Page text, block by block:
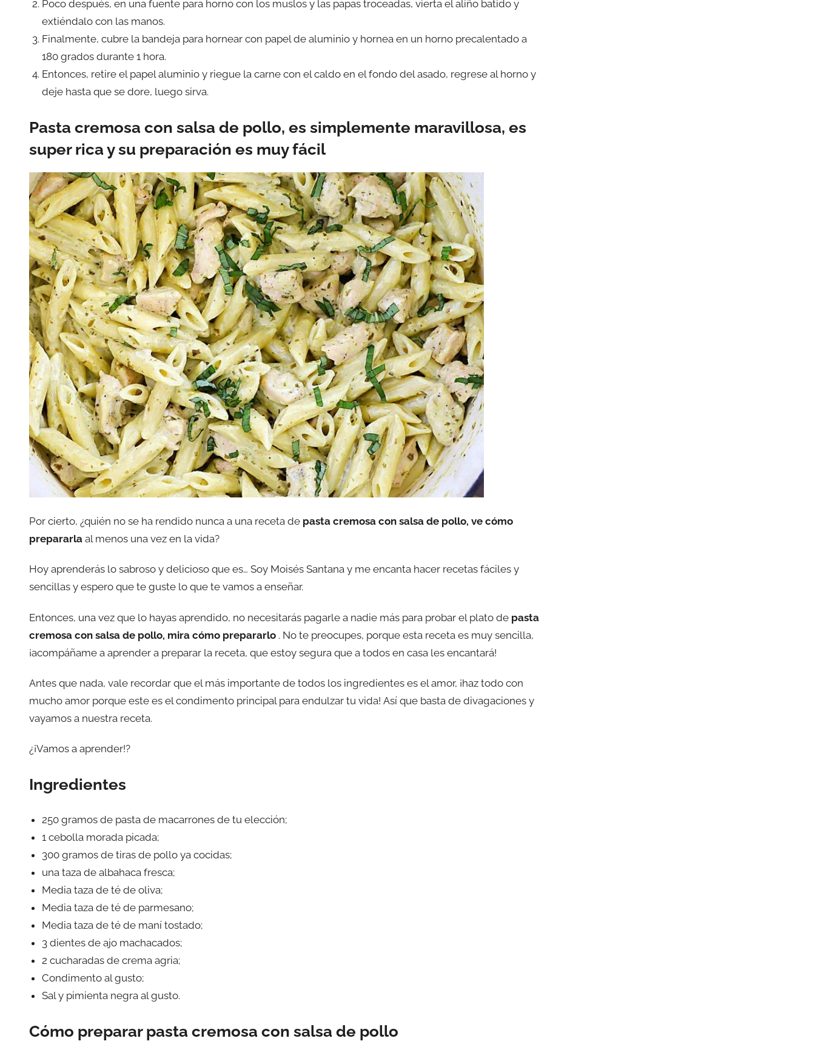
Poco después, en una fuente para horno con los muslos y las papas troceadas, vierta el aliño batido y
extiéndalo con las manos.
Finalmente, cubre la bandeja para hornear con papel de aluminio y hornea en un horno precalentado a
180 grados durante 1 hora.
Entonces, retire el papel aluminio y riegue la carne con el caldo en el fondo del asado, regrese al horno y
deje hasta que se dore, luego sirva.
Pasta cremosa con salsa de pollo, es simplemente maravillosa, es
super rica y su preparación es muy fácil
Por cierto, ¿quién no se ha rendido nunca a una receta de pasta cremosa con salsa de pollo, ve cómo
prepararla al menos una vez en la vida?
Hoy aprenderás lo sabroso y delicioso que es… Soy Moisés Santana y me encanta hacer recetas fáciles y
sencillas y espero que te guste lo que te vamos a enseñar.
Entonces, una vez que lo hayas aprendido, no necesitarás pagarle a nadie más para probar el plato de pasta
cremosa con salsa de pollo, mira cómo prepararlo . No te preocupes, porque esta receta es muy sencilla,
¡acompáñame a aprender a preparar la receta, que estoy segura que a todos en casa les encantará!
Antes que nada, vale recordar que el más importante de todos los ingredientes es el amor, ¡haz todo con
mucho amor porque este es el condimento principal para endulzar tu vida! Así que basta de divagaciones y
vayamos a nuestra receta.
¿¡Vamos a aprender!?
Ingredientes
250 gramos de pasta de macarrones de tu elección;
1 cebolla morada picada;
300 gramos de tiras de pollo ya cocidas;
una taza de albahaca fresca;
Media taza de té de oliva;
Media taza de té de parmesano;
Media taza de té de maní tostado;
3 dientes de ajo machacados;
2 cucharadas de crema agria;
Condimento al gusto;
Sal y pimienta negra al gusto.
Cómo preparar pasta cremosa con salsa de pollo